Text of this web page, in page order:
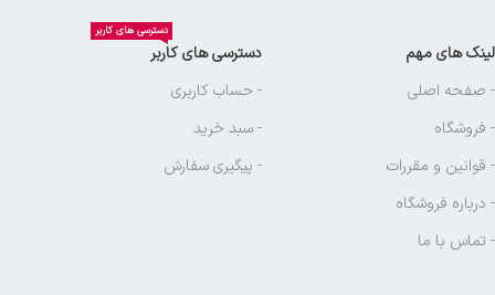
لینک های مهم
- صفحه اصلی
- فروشگاه
- قوانین و مقررات
- درباره فروشگاه
- تماس با ما
دسترسی های کاربر
دسترسی های کاربر
- حساب کاربری
- سبد خرید
- پیگیری سفارش